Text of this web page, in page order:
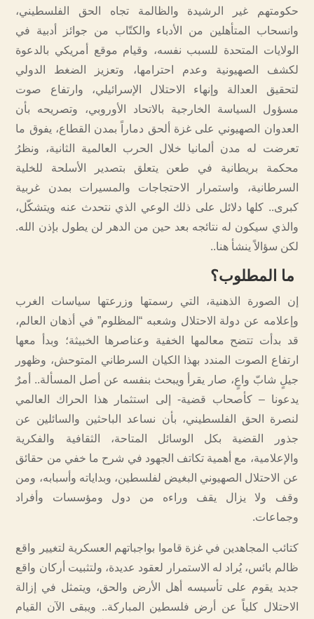
حكومتهم غير الرشيدة والظالمة تجاه الحق الفلسطيني،
وانسحاب المتأهلين من الأدباء والكتّاب من جوائز أدبية في
الولايات المتحدة للسبب نفسه، وقيام موقع أمريكي بالدعوة
لكشف الصهيونية وعدم احترامها، وتعزيز الضغط الدولي
لتحقيق العدالة وإنهاء الاحتلال الإسرائيلي، وارتفاع صوت
مسؤول السياسة الخارجية بالاتحاد الأوروبي، وتصريحه بأن
العدوان الصهيوني على غزة ألحق دماراً بمدن القطاع، يفوق ما
تعرضت له مدن ألمانيا خلال الحرب العالمية الثانية، ونظرُ
محكمة بريطانية في طعن يتعلق بتصدير الأسلحة للخلية
السرطانية، واستمرار الاحتجاجات والمسيرات بمدن غربية
كبرى.. كلها دلائل على ذلك الوعي الذي نتحدث عنه ويتشكّل،
والذي سيكون له نتائجه بعد حين من الدهر لن يطول بإذن الله.
لكن سؤالاً ينشأ هنا..
ما المطلوب؟
إن الصورة الذهنية، التي رسمتها وزرعتها سياسات الغرب
وإعلامه عن دولة الاحتلال وشعبه “المظلوم” في أذهان العالم،
قد بدأت تتضح معالمها الخفية وعناصرها الخبيثة؛ وبدأ معها
ارتفاع الصوت المندد بهذا الكيان السرطاني المتوحش، وظهور
جيلٍ شابّ واعٍ، صار يقرأ ويبحث بنفسه عن أصل المسألة.. أمرٌ
يدعونا – كأصحاب قضية- إلى استثمار هذا الحراك العالمي
لنصرة الحق الفلسطيني، بأن نساعد الباحثين والسائلين عن
جذور القضية بكل الوسائل المتاحة، الثقافية والفكرية
والإعلامية، مع أهمية تكاتف الجهود في شرح ما خفي من حقائق
عن الاحتلال الصهيوني البغيض لفلسطين، وبداياته وأسبابه، ومن
وقف ولا يزال يقف وراءه من دول ومؤسسات وأفراد
وجماعات.
كتائب المجاهدين في غزة قاموا بواجباتهم العسكرية لتغيير واقع
ظالم بائس، يُراد له الاستمرار لعقود عديدة، ولتثبيت أركان واقع
جديد يقوم على تأسيسه أهل الأرض والحق، ويتمثل في إزالة
الاحتلال كلياً عن أرض فلسطين المباركة.. ويبقى الآن القيام